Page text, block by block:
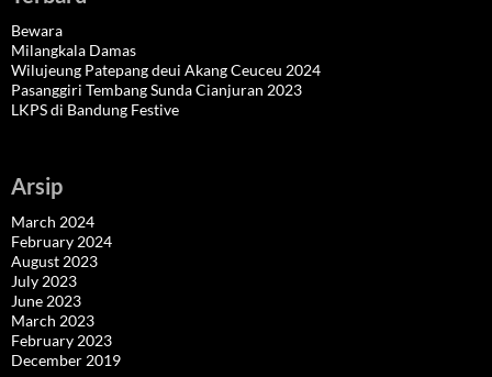
Bewara
Milangkala Damas
Wilujeung Patepang deui Akang Ceuceu 2024
Pasanggiri Tembang Sunda Cianjuran 2023
LKPS di Bandung Festive
Arsip
March 2024
February 2024
August 2023
July 2023
June 2023
March 2023
February 2023
December 2019